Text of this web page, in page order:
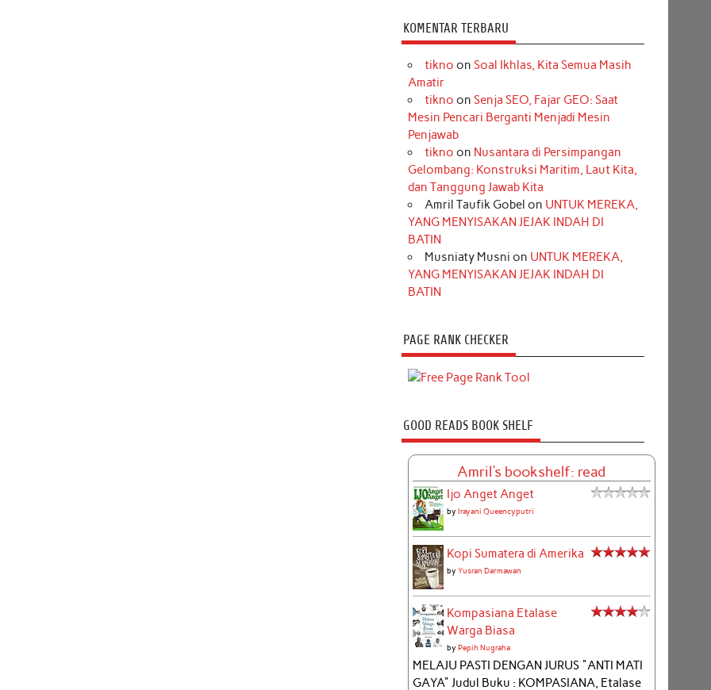
KOMENTAR TERBARU
tikno on Soal Ikhlas, Kita Semua Masih
Amatir
tikno on Senja SEO, Fajar GEO: Saat
Mesin Pencari Berganti Menjadi Mesin
Penjawab
tikno on Nusantara di Persimpangan
Gelombang: Konstruksi Maritim, Laut Kita,
dan Tanggung Jawab Kita
Amril Taufik Gobel on UNTUK MEREKA,
YANG MENYISAKAN JEJAK INDAH DI
BATIN
Musniaty Musni on UNTUK MEREKA,
YANG MENYISAKAN JEJAK INDAH DI
BATIN
PAGE RANK CHECKER
GOOD READS BOOK SHELF
Amril's bookshelf: read
Ijo Anget Anget
by Irayani Queencyputri
Kopi Sumatera di Amerika
by Yusran Darmawan
Kompasiana Etalase
Warga Biasa
by Pepih Nugraha
MELAJU PASTI DENGAN JURUS "ANTI MATI
GAYA" Judul Buku : KOMPASIANA, Etalase